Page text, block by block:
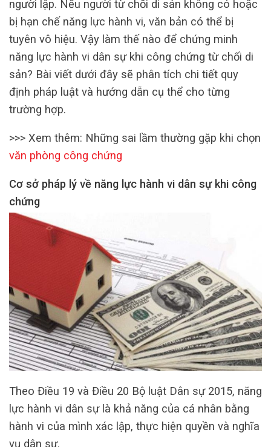
người lập. Nếu người từ chối di sản không có hoặc
bị hạn chế năng lực hành vi, văn bản có thể bị
tuyên vô hiệu. Vậy làm thế nào để chứng minh
năng lực hành vi dân sự khi công chứng từ chối di
sản? Bài viết dưới đây sẽ phân tích chi tiết quy
định pháp luật và hướng dẫn cụ thể cho từng
trường hợp.
>>> Xem thêm: Những sai lầm thường gặp khi chọn
văn phòng công chứng
Cơ sở pháp lý về năng lực hành vi dân sự khi công
chứng
Theo Điều 19 và Điều 20 Bộ luật Dân sự 2015, năng
lực hành vi dân sự là khả năng của cá nhân bằng
hành vi của mình xác lập, thực hiện quyền và nghĩa
vụ dân sự.